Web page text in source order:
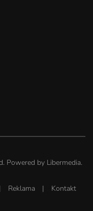
Powered by Libermedia.
Reklama | Kontakt